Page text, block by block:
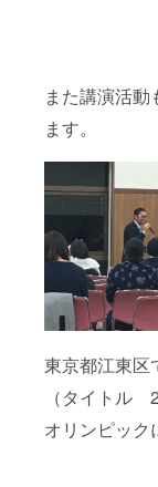
また講演活動
ます。
東京都江東
（タイトル
オリンピック